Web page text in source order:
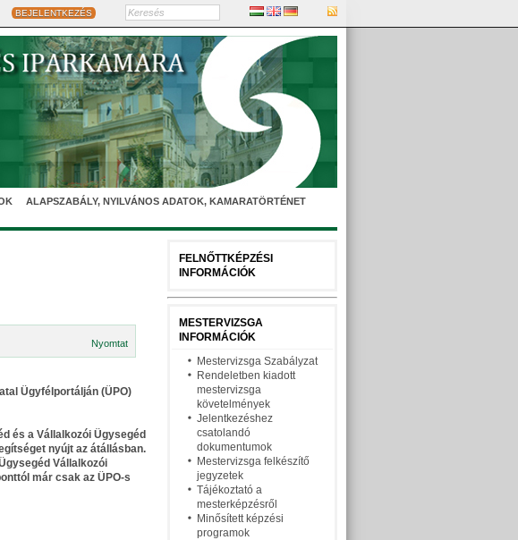
BEJELENTKEZÉS
ALAPSZABÁLY, NYILVÁNOS ADATOK, KAMARATÖRTÉNET
Nyomtat
Ügyfélportálján (ÜPO)
és a Vállalkozói Ügysegéd
nyújt az átállásban.
Vállalkozói
már csak az ÜPO-s
FELNŐTTKÉPZÉSI
INFORMÁCIÓK
MESTERVIZSGA
INFORMÁCIÓK
Mestervizsga Szabályzat
Rendeletben kiadott
mestervizsga
követelmények
Jelentkezéshez
csatolandó
dokumentumok
Mestervizsga felkészítő
jegyzetek
Tájékoztató a
mesterképzésről
Minősített képzési
programok